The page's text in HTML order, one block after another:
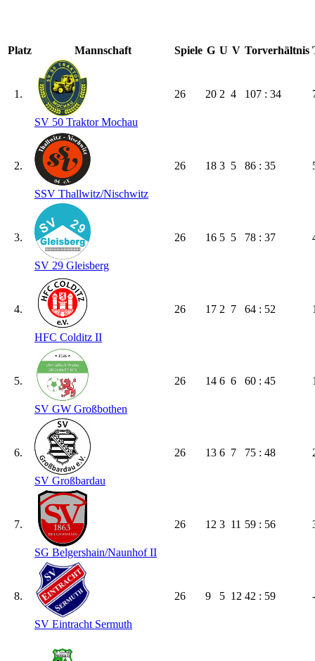
Platz Mannschaft Spiele G U V Torverhältnis
1.
SV 50 Traktor Mochau
26 20 2 4 107 : 34
2.
SSV Thallwitz/​Nischwitz
26 18 3 5 86 : 35
3.
SV 29 Gleisberg
26 16 5 5 78 : 37
4.
HFC Colditz II
26 17 2 7 64 : 52
5.
SV GW Großbothen
26 14 6 6 60 : 45
6.
SV Großbardau
26 13 6 7 75 : 48
7.
SG Belgershain/​Naunhof II
26 12 3 11 59 : 56
8.
SV Eintracht Sermuth
26 9 5 12 42 : 59